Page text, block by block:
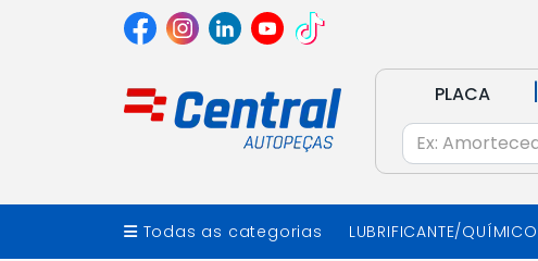
PLACA |
Todas as categorias LUBRIFICANTE/QUÍMICO